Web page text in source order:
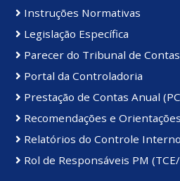
Instruções Normativas
Legislação Específica
Parecer do Tribunal de Contas
Portal da Controladoria
Prestação de Contas Anual
Recomendações e
Relatórios do Controle Interno
Rol de Responsáveis PM (TCE/